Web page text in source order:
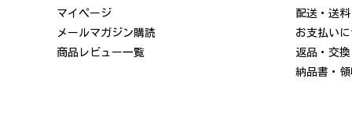
マイページ
メールマガジン購読
商品レビュー一覧
配送・送
お支払い
返品・交
納品書・